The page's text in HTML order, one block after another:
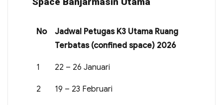
No
Jadwal Petugas K3 Utama Ruang
Terbatas (confined space) 2026
1 22 – 26 Januari
2 19 – 23 Februari